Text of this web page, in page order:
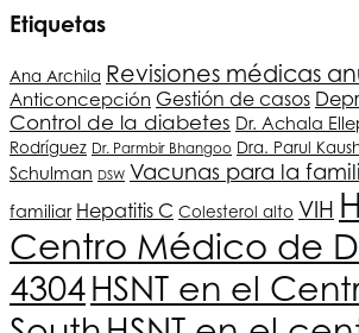
Etiquetas
Ana Archila Revisiones médicas
Anticoncepción Gestión de casos
Control de la diabetes Dr. Achala
Rodríguez Dr. Parmbir Bhangoo Dra. Parul
Schulman DSW Vacunas para la
familiar Hepatitis C Colesterol alto VIH
Centro Médico de
4304HSNT en el